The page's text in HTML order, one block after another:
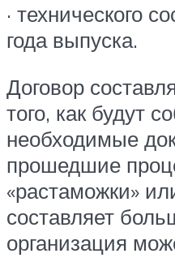
· технического
года выпуска.
Договор
того, как будут
необходимые
прошедшие
«растаможки»
составляет
организация